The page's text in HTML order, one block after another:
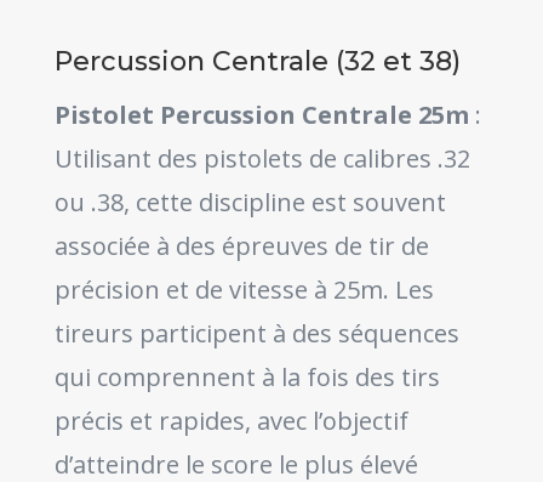
Percussion Centrale (32 et 38)
Pistolet Percussion Centrale 25m :
Utilisant des pistolets de calibres .32
ou .38, cette discipline est souvent
associée à des épreuves de tir de
précision et de vitesse à 25m. Les
tireurs participent à des séquences
qui comprennent à la fois des tirs
précis et rapides, avec l’objectif
d’atteindre le score le plus élevé